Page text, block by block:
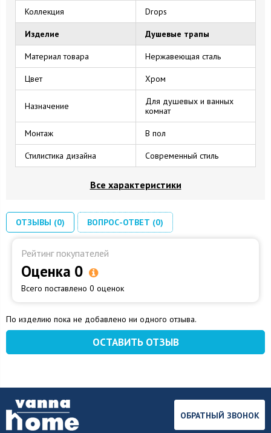
Коллекция Drops
Изделие Душевые трапы
Материал товара Нержавеющая сталь
Цвет Хром
Назначение
Для душевых и ванных
комнат
Монтаж В пол
Стилистика дизайна Современный стиль
Все характеристики
ОТЗЫВЫ (0) ВОПРОС-ОТВЕТ (0)
Рейтинг покупателей
Оценка 0
Всего поставлено 0 оценок
По изделию пока не добавлено ни одного отзыва.
ОСТАВИТЬ ОТЗЫВ
ОБРАТНЫЙ ЗВОНОК